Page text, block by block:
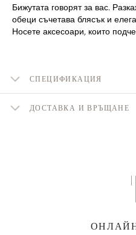
Бижутата говорят за вас.
обеци съчетава блясък и
Носете аксесоари, които
СПЕЦИФИКАЦИЯ
ДОСТАВКА И ВРЪЩАНЕ